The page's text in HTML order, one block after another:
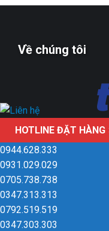
Về chúng tôi
Công ty TNHH
Giấy ĐKKD số
Bản quyền trang
Responsible for
Dũng company
HOTLINE ĐẶT HÀNG
0944.628.333
0931.029.029
0705.738.738
0347.313.313
0792.519.519
0347.303.303